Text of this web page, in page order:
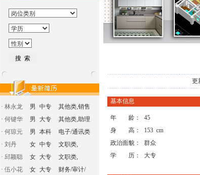
· 林永龙 男 中专
其他类,销售
· 何键华 男 大专
其他类,助理
· 何琼元 男 本科
电子/通讯类
· 刘丹 女 中专
文职类,
· 邱颖聪 女 大专
文职类,
· 伍小花 女 大专
财务/审计/
基本信息
年 龄： 45
身 高：
153 cm
政治面貌：
群众
学 历：
大专